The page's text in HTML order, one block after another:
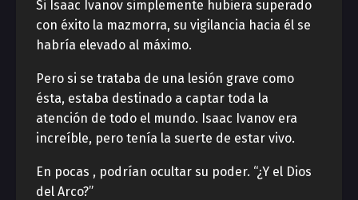
Si Isaac Ivanov simplemente hubiera superado
con éxito la mazmorra, su vigilancia hacia él se
habría elevado al máximo.
Pero si se trataba de una lesión grave como
ésta, estaba destinado a captar toda la
atención de todo el mundo. Isaac Ivanov era
increíble, pero tenía la suerte de estar vivo.
En pocas , podrían ocultar su poder. “¿Y el Dios
del Arco?”